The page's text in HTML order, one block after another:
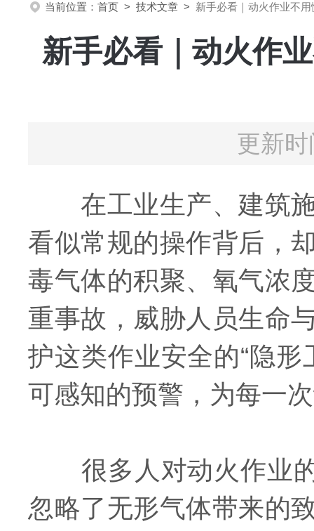
当前位置： 首页 > 技术文章 > 新手必看｜动火作业不
新手必看｜动火作
更新
在工业生产、建筑施
看似常规的操作背后，
毒气体的积聚、氧气浓
重事故，威胁人员生命
护这类作业安全的“隐
可感知的预警，为每一
很多人对动火作业的
忽略了无形气体带来的